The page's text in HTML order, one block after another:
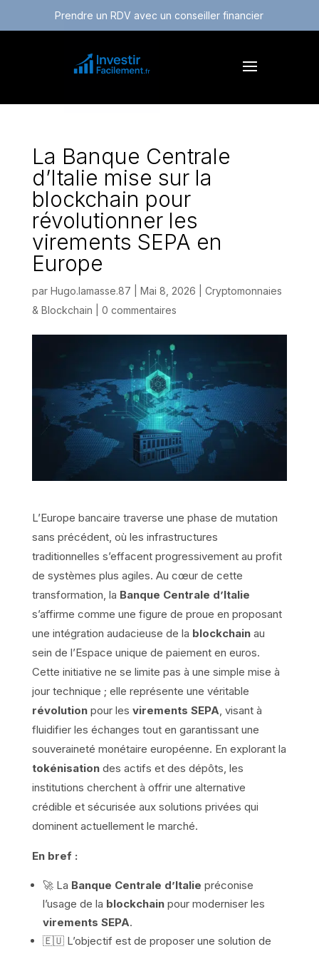
Prendre un RDV avec un conseiller financier
La Banque Centrale
d’Italie mise sur la
blockchain pour
révolutionner les
virements SEPA en
Europe
par Hugo.lamasse.87 Mai 8, 2026
Cryptomonnaies
& Blockchain
0 commentaires
L’Europe bancaire traverse une phase de mutation
sans précédent, où les infrastructures
traditionnelles s’effacent progressivement au profit
de systèmes plus agiles. Au cœur de cette
transformation, la Banque Centrale d’Italie
s’affirme comme une figure de proue en proposant
une intégration audacieuse de la blockchainau
sein de l’Espace unique de paiement en euros.
Cette initiative ne se limite pas à une simple mise à
jour technique ; elle représente une véritable
révolutionpour les virements SEPA , visant à
fluidifier les échanges tout en garantissant une
souveraineté monétaire européenne. En explorant la
tokénisationdes actifs et des dépôts, les
institutions cherchent à offrir une alternative
crédible et sécurisée aux solutions privées qui
dominent actuellement le marché.
En bref :
🚀 La Banque Centrale d’Italie préconise
l’usage de la blockchainpour moderniser les
virements SEPA.
🇪🇺 L’objectif est de proposer une solution de